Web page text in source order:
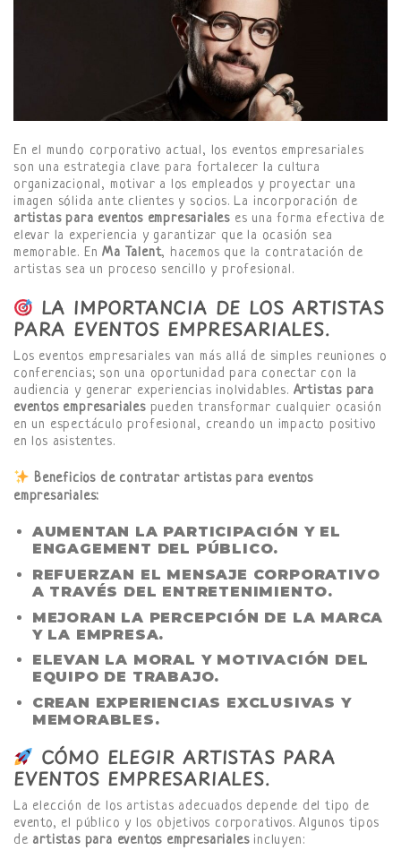
En el mundo corporativo actual, los eventos empresariales
son una estrategia clave para fortalecer la cultura
organizacional, motivar a los empleados y proyectar una
imagen sólida ante clientes y socios. La incorporación de
artistas para eventos empresariales es una forma efectiva de
elevar la experiencia y garantizar que la ocasión sea
memorable. EnMa Talent, hacemos que la contratación de
artistas sea un proceso sencillo y profesional.
LA IMPORTANCIA DE LOS ARTISTAS
PARA EVENTOS EMPRESARIALES.
Los eventos empresariales van más allá de simples reuniones o
conferencias; son una oportunidad para conectar con la
audiencia y generar experiencias inolvidables. Artistas para
eventos empresarialespueden transformar cualquier ocasión
en un espectáculo profesional, creando un impacto positivo
en los asistentes.
Beneficios de contratar artistas para eventos
empresariales:
AUMENTAN LA PARTICIPACIÓN Y EL
ENGAGEMENT DEL PÚBLICO.
REFUERZAN EL MENSAJE CORPORATIVO
A TRAVÉS DEL ENTRETENIMIENTO.
MEJORAN LA PERCEPCIÓN DE LA MARCA
Y LA EMPRESA.
ELEVAN LA MORAL Y MOTIVACIÓN DEL
EQUIPO DE TRABAJO.
CREAN EXPERIENCIAS EXCLUSIVAS Y
MEMORABLES.
CÓMO ELEGIR ARTISTAS PARA
EVENTOS EMPRESARIALES.
La elección de los artistas adecuados depende del tipo de
evento, el público y los objetivos corporativos. Algunos tipos
de artistas para eventos empresarialesincluyen: